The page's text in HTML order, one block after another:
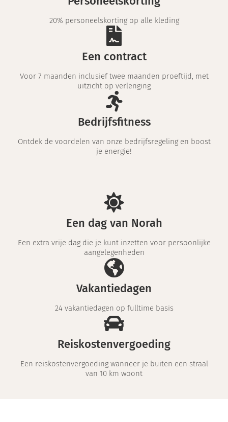
20% personeelskorting op alle kleding
Een contract
Voor 7 maanden inclusief twee maanden proeftijd, met
uitzicht op verlenging
Bedrijfsfitness
Ontdek de voordelen van onze bedrijfsregeling en boost
je energie!
Een dag van Norah
Een extra vrije dag die je kunt inzetten voor persoonlijke
aangelegenheden
Vakantiedagen
24 vakantiedagen op fulltime basis
Reiskostenvergoeding
Een reiskostenvergoeding wanneer je buiten een straal
van 10 km woont